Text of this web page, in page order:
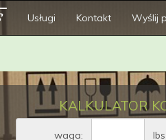
Usługi Kontakt Wyślij
KALKULATOR
waga: lbs